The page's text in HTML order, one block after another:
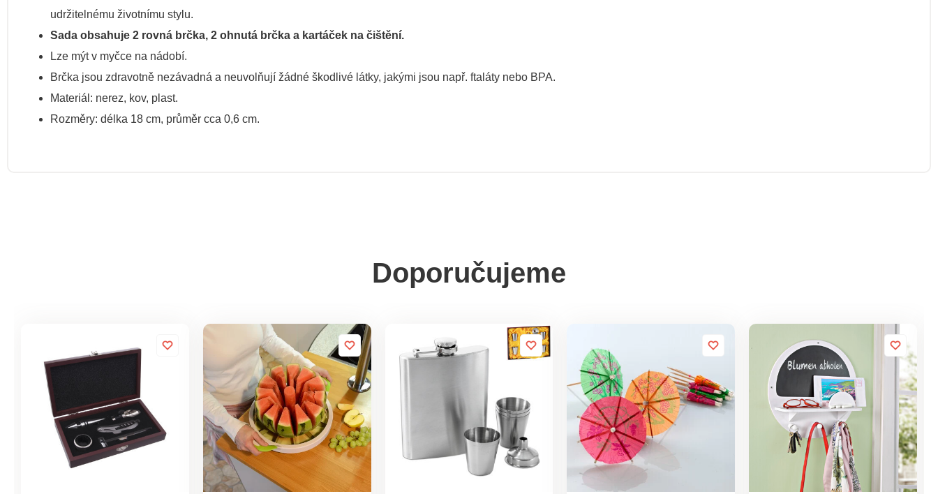
udržitelnému životnímu stylu.
Sada obsahuje 2 rovná brčka, 2 ohnutá brčka a kartáček na čištění.
Lze mýt v myčce na nádobí.
Brčka jsou zdravotně nezávadná a neuvolňují žádné škodlivé látky, jakými jsou např. ftaláty nebo BPA.
Materiál: nerez, kov, plast.
Rozměry: délka 18 cm, průměr cca 0,6 cm.
Doporučujeme